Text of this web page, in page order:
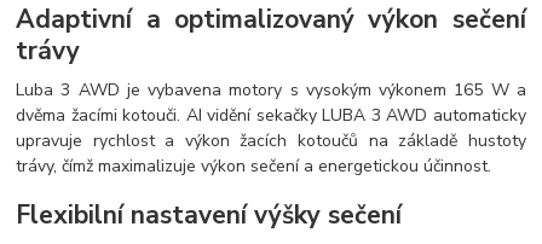
Adaptivní a optimalizovaný výkon sečení
trávy
Luba 3 AWD je vybavena motory s vysokým výkonem 165 W a
dvěma žacími kotouči. AI vidění sekačky LUBA 3 AWD automaticky
upravuje rychlost a výkon žacích kotoučů na základě hustoty
trávy, čímž maximalizuje výkon sečení a energetickou účinnost.
Flexibilní nastavení výšky sečení